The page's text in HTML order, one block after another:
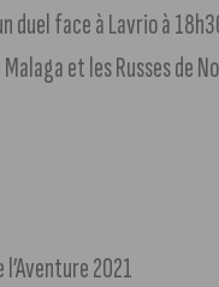
duel face à Lavrio à
et les Russes de
l’Aventure 2021